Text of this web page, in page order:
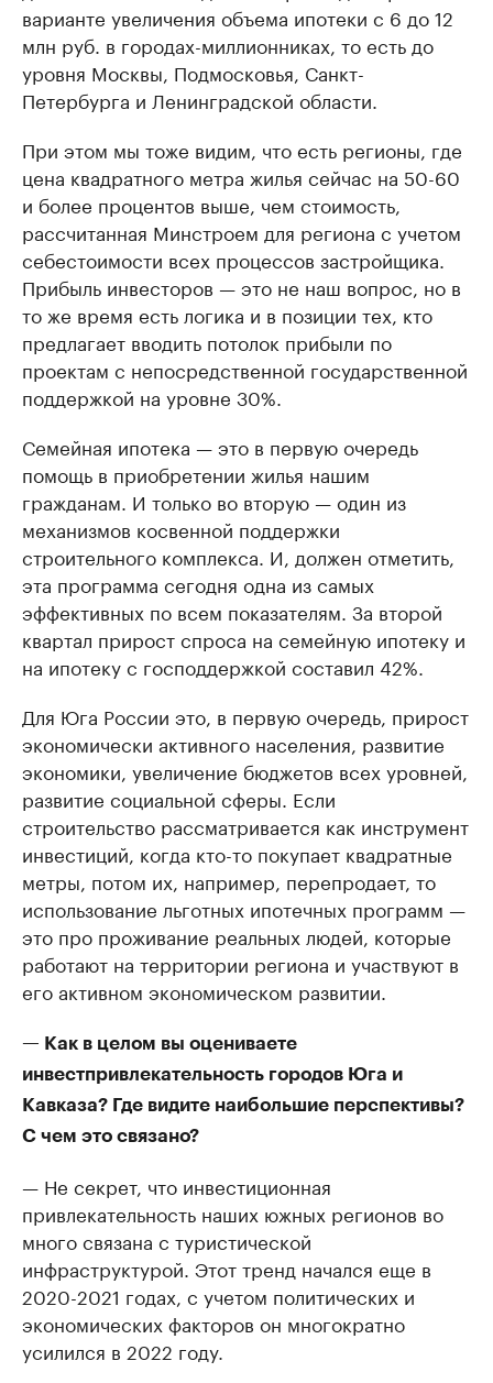
варианте увеличения объема ипотеки с 6 до 12
млн руб. в городах-миллионниках, то есть до
уровня Москвы, Подмосковья, Санкт-
Петербурга и Ленинградской области.
При этом мы тоже видим, что есть регионы, где
цена квадратного метра жилья сейчас на 50-60
и более процентов выше, чем стоимость,
рассчитанная Минстроем для региона с учетом
себестоимости всех процессов застройщика.
Прибыль инвесторов — это не наш вопрос, но в
то же время есть логика и в позиции тех, кто
предлагает вводить потолок прибыли по
проектам с непосредственной государственной
поддержкой на уровне 30%.
Семейная ипотека — это в первую очередь
помощь в приобретении жилья нашим
гражданам. И только во вторую — один из
механизмов косвенной поддержки
строительного комплекса. И, должен отметить,
эта программа сегодня одна из самых
эффективных по всем показателям. За второй
квартал прирост спроса на семейную ипотеку и
на ипотеку с господдержкой составил 42%.
Для Юга России это, в первую очередь, прирост
экономически активного населения, развитие
экономики, увеличение бюджетов всех уровней,
развитие социальной сферы. Если
строительство рассматривается как инструмент
инвестиций, когда кто-то покупает квадратные
метры, потом их, например, перепродает, то
использование льготных ипотечных программ —
это про проживание реальных людей, которые
работают на территории региона и участвуют в
его активном экономическом развитии.
— Как в целом вы оцениваете
инвестпривлекательность городов Юга и
Кавказа? Где видите наибольшие перспективы?
С чем это связано?
— Не секрет, что инвестиционная
привлекательность наших южных регионов во
много связана с туристической
инфраструктурой. Этот тренд начался еще в
2020-2021 годах, с учетом политических и
экономических факторов он многократно
усилился в 2022 году.